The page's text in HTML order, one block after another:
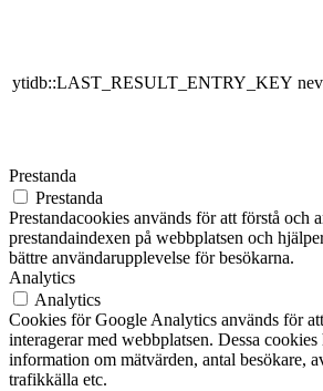
ytidb::LAST_RESULT_ENTRY_KEY
Prestanda
Prestanda
Prestandacookies används för att förstå och
prestandaindexen på webbplatsen och
bättre användarupplevelse för besökarna.
Analytics
Analytics
Cookies för Google Analytics används för
interagerar med webbplatsen. Dessa
information om mätvärden, antal besökare,
trafikkälla etc.